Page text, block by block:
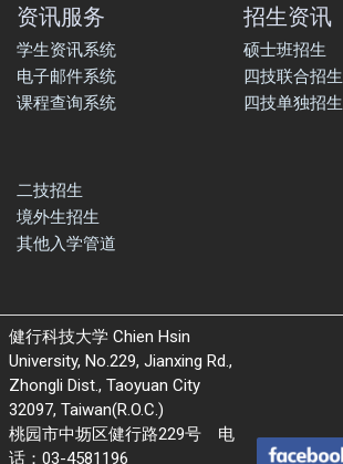
资讯服务
学生资讯系统
电子邮件系统
课程查询系统
招生资讯
硕士班招生
四技联合招生
四技单独招生
二技招生
境外生招生
其他入学管道
健行科技大学 Chien Hsin
University, No.229, Jianxing Rd.,
Zhongli Dist., Taoyuan City
32097, Taiwan(R.O.C.)
桃园市中坜区健行路229号 电
话：03-4581196